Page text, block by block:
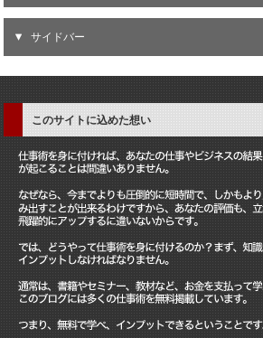
サイドバー
このサイトに込めた想い